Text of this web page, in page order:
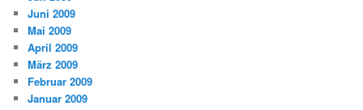
Juni 2009
Mai 2009
April 2009
März 2009
Februar 2009
Januar 2009